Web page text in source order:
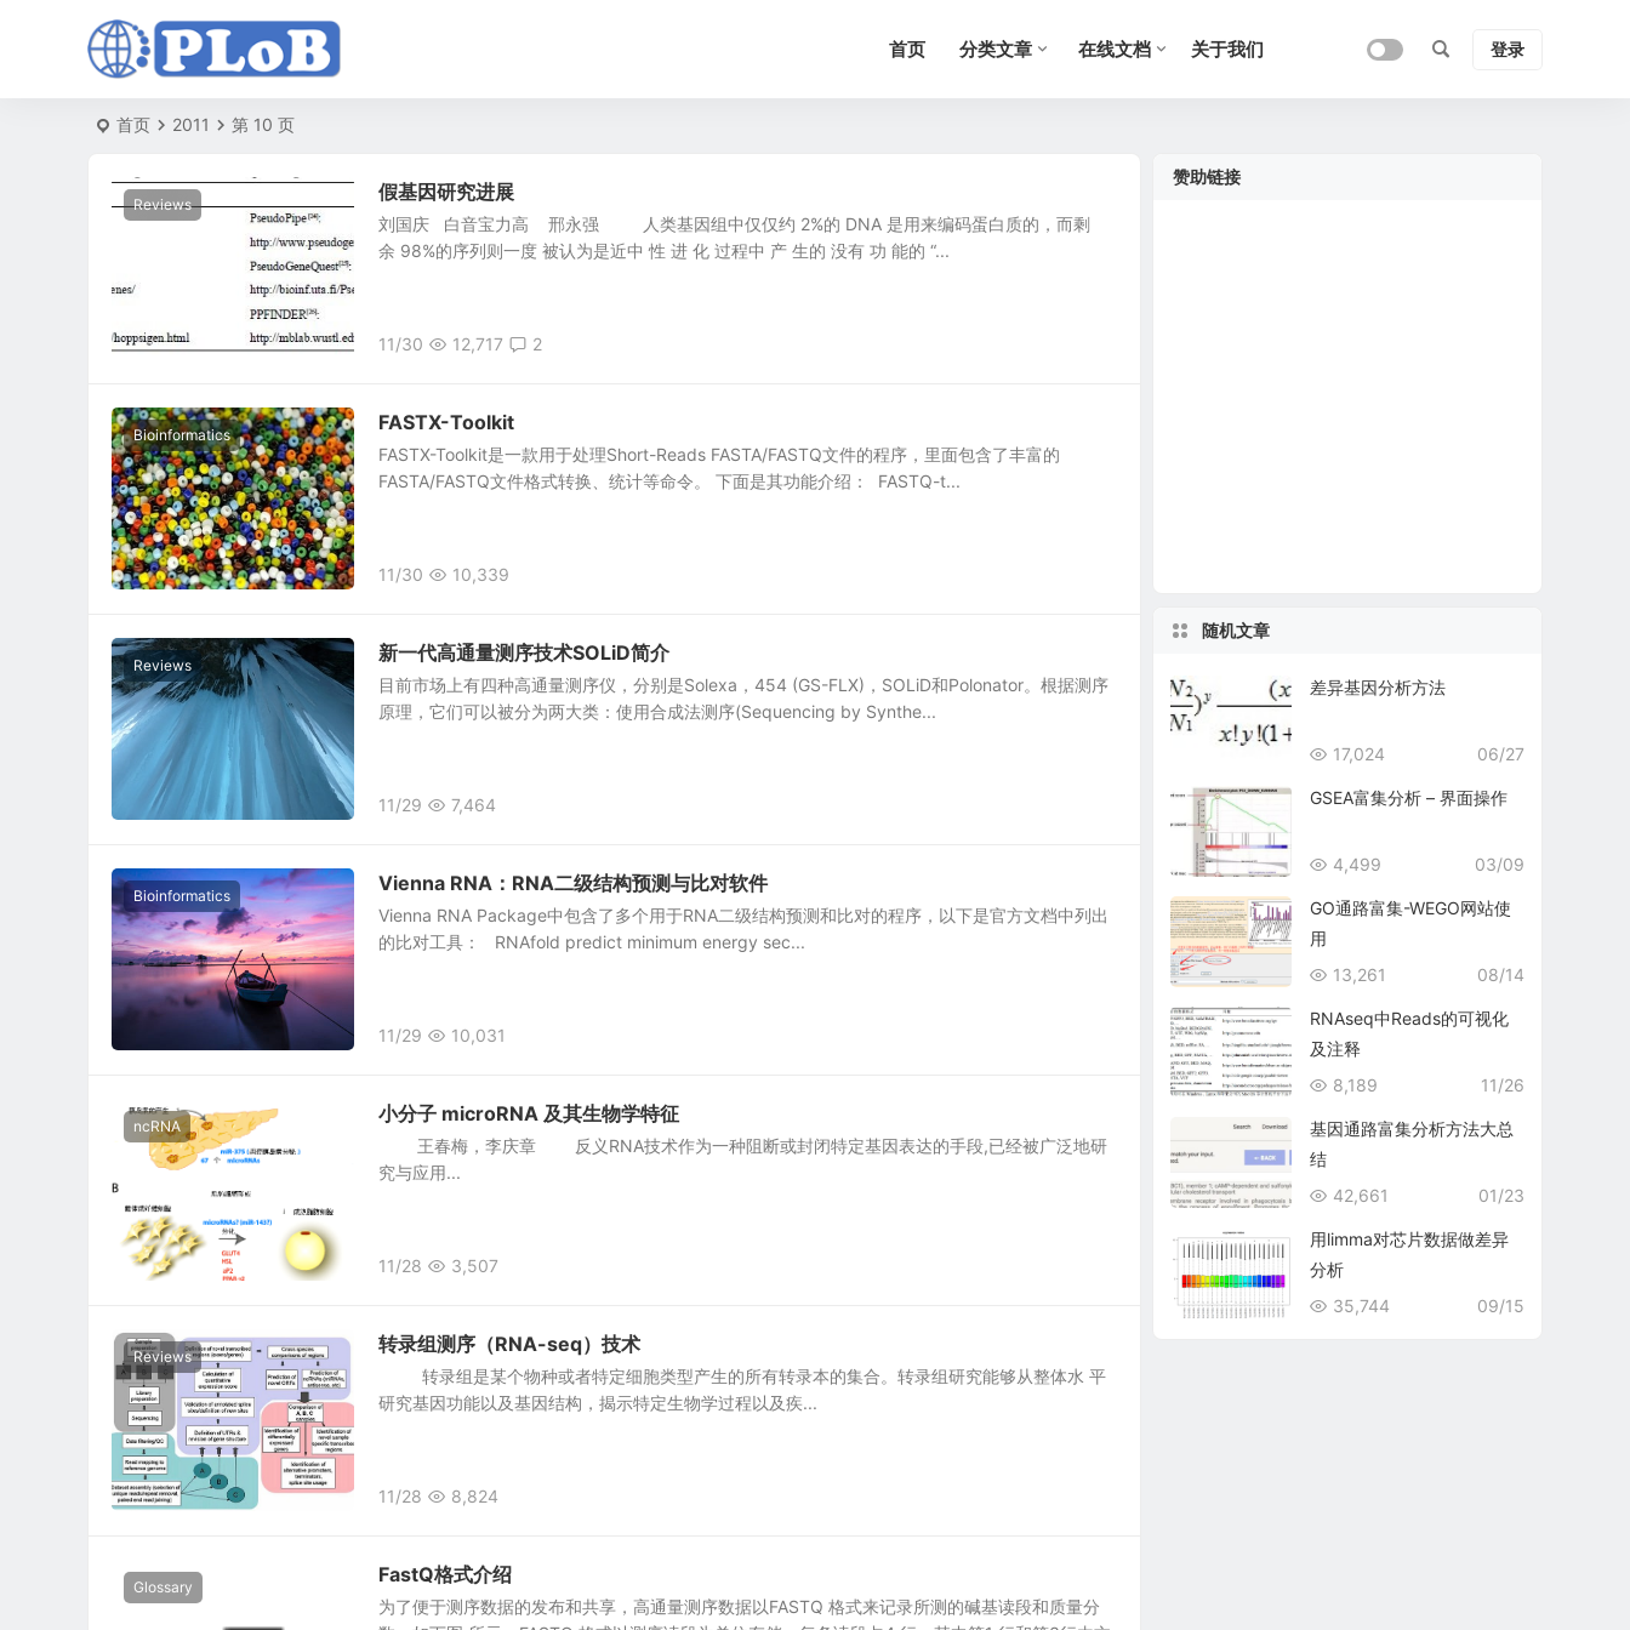
首页 分类文章 在线文档 关于我们 登录
首页 2011 第 10 页
Reviews
假基因研究进展
刘国庆 白音宝力高 邢永强 人类基因组中仅仅约 2%的 DNA 是用来编码蛋白质的，而剩
余 98%的序列则一度 被认为是近中 性 进 化 过程中 产 生的 没有 功 能的 “...
11/30 12,717 2
Bioinformatics
FASTX-Toolkit
FASTX-Toolkit是一款用于处理Short-Reads FASTA/FASTQ文件的程序，里面包含了丰富的
FASTA/FASTQ文件格式转换、统计等命令。 下面是其功能介绍： FASTQ-t...
11/30 10,339
Reviews
新一代高通量测序技术SOLiD简介
目前市场上有四种高通量测序仪，分别是Solexa，454 (GS-FLX)，SOLiD和Polonator。根据测序
原理，它们可以被分为两大类：使用合成法测序(Sequencing by Synthe...
11/29 7,464
Bioinformatics
Vienna RNA：RNA二级结构预测与比对软件
Vienna RNA Package中包含了多个用于RNA二级结构预测和比对的程序，以下是官方文档中列出
的比对工具： RNAfold predict minimum energy sec...
11/29 10,031
ncRNA
小分子 microRNA 及其生物学特征
王春梅，李庆章 反义RNA技术作为一种阻断或封闭特定基因表达的手段,已经被广泛地研
究与应用...
11/28 3,507
Reviews
转录组测序（RNA-seq）技术
转录组是某个物种或者特定细胞类型产生的所有转录本的集合。转录组研究能够从整体水 平
研究基因功能以及基因结构，揭示特定生物学过程以及疾...
11/28 8,824
Glossary
FastQ格式介绍
为了便于测序数据的发布和共享，高通量测序数据以FASTQ 格式来记录所测的碱基读段和质量分
赞助链接
随机文章
差异基因分析方法
06/27
17,024
GSEA富集分析 – 界面操作
03/09
4,499
GO通路富集-WEGO网站使
用
08/14
13,261
RNAseq中Reads的可视化
及注释
11/26
8,189
基因通路富集分析方法大总
结
01/23
42,661
用limma对芯片数据做差异
分析
09/15
35,744